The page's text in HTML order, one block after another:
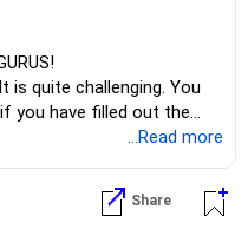
funds in the same
should remain
is quite challenging. You
you have filled out the
...Read more
Share